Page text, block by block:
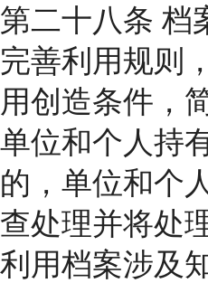
第二十八条 档
完善利用规则
用创造条件，
单位和个人持
的，单位和个
查处理并将处
利用档案涉及